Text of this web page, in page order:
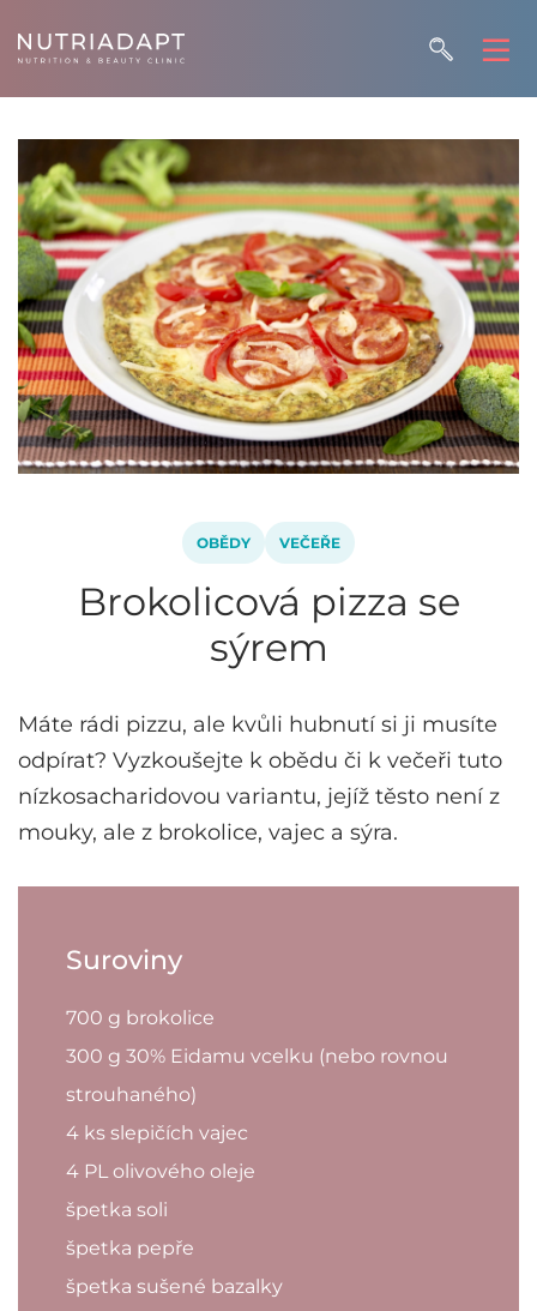
OBĚDY VEČEŘE
Brokolicová pizza se
sýrem
Máte rádi pizzu, ale kvůli hubnutí si ji musíte
odpírat? Vyzkoušejte k obědu či k večeři tuto
nízkosacharidovou variantu, jejíž těsto není z
mouky, ale z brokolice, vajec a sýra.
Suroviny
700 g brokolice
300 g 30% Eidamu vcelku (nebo rovnou
strouhaného)
4 ks slepičích vajec
4 PL olivového oleje
špetka soli
špetka pepře
špetka sušené bazalky